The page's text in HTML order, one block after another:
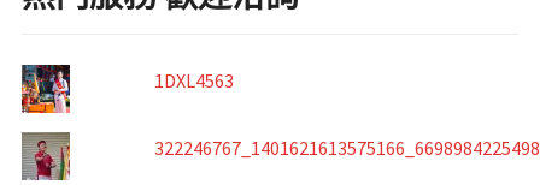
1DXL4563